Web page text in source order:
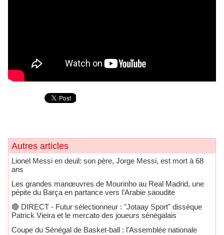
Autres articles
Lionel Messi en deuil: son père, Jorge Messi, est mort à 68
ans
Les grandes manœuvres de Mourinho au Real Madrid, une
pépite du Barça en partance vers l’Arabie saoudite
🔴​ DIRECT - Futur sélectionneur : "Jotaay Sport" dissèque
Patrick Vieira et le mercato des joueurs sénégalais
Coupe du Sénégal de Basket-ball : l'Assemblée nationale